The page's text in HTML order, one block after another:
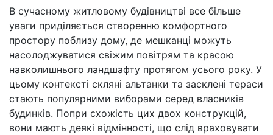
В сучасному житловому будівництві все більше
уваги приділяється створенню комфортного
простору поблизу дому, де мешканці можуть
насолоджуватися свіжим повітрям та красою
навколишнього ландшафту протягом усього року. У
цьому контексті скляні альтанки та засклені тераси
стають популярними виборами серед власників
будинків. Попри схожість цих двох конструкцій,
вони мають деякі відмінності, що слід враховувати